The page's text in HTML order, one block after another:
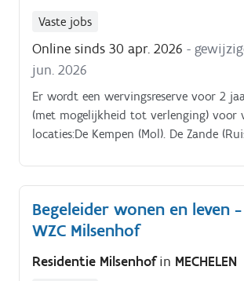
Vaste jobs
Online sinds 30 apr. 2026 -
jun. 2026
Er wordt een wervingsreserve voor 2
(met mogelijkheid tot verlenging) voor
locaties:De Kempen (Mol). De Zande
Begeleider wonen en leven -
WZC Milsenhof
Residentie Milsenhofin MECHELEN